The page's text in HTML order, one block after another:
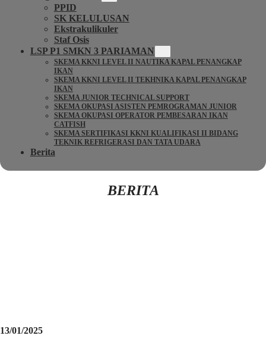
PPID
SK KELULUSAN
Ekstrakulikuler
Staf Osis
LSP P1 SMKN 3 PARIAMAN
SKEMA KKNI LEVEL II NAUTIKA KAPAL PENANGKAP
IKAN
SKEMA KKNI LEVEL II TEKHNIKA KAPAL PENANGKAP
IKAN
SKEMA JUNIOR TECHNICAL SUPPORT
SKEMA OKUPASI ASISTEN PEMROGRAMAN JUNIOR
SKEMA OKUPASI OPERATOR PEMBESARAN IKAN
CATFISH
SKEMA SERTIFIKASI KKNI KUALIFIKASI II BIDANG
TEKNIK REFRIGERASI DAN TATA UDARA
Berita
BERITA
13/01/2025